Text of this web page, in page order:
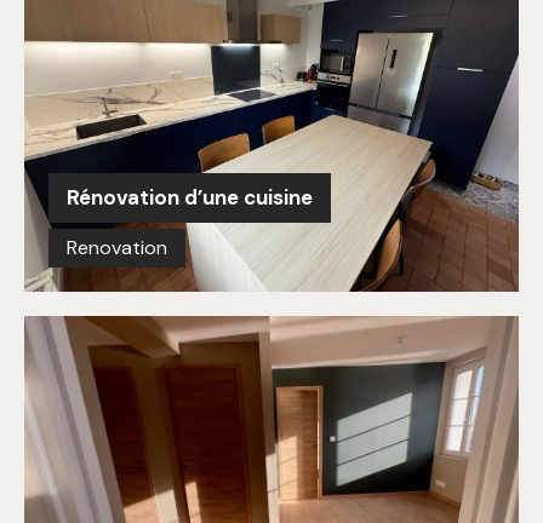
Rénovation d’une cuisine
Renovation